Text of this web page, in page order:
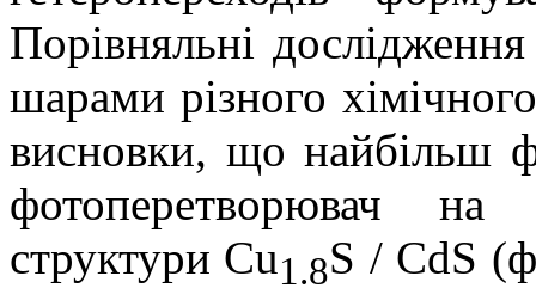
Порівняльні
шарами різного
висновки, що
фотоперетворювач на
структури Cu1.8S / CdS